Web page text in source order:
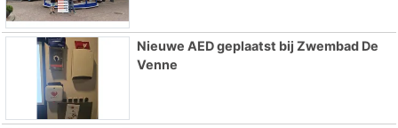
Nieuwe AED geplaatst bij Zwembad De
Venne